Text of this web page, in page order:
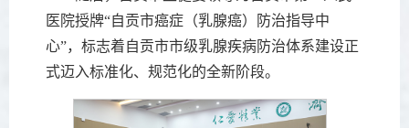
医院授牌“自贡市癌症（乳腺癌）防治指导中
心”，标志着自贡市市级乳腺疾病防治体系建设正
式迈入标准化、规范化的全新阶段。